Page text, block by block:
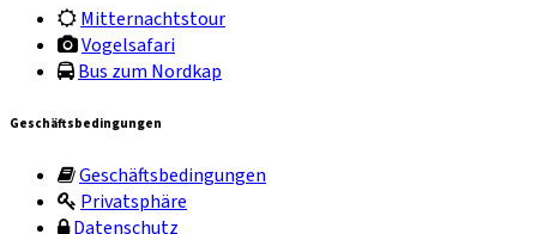
Mitternachtstour
Vogelsafari
Bus zum Nordkap
Geschäftsbedingungen
Geschäftsbedingungen
Privatsphäre
Datenschutz